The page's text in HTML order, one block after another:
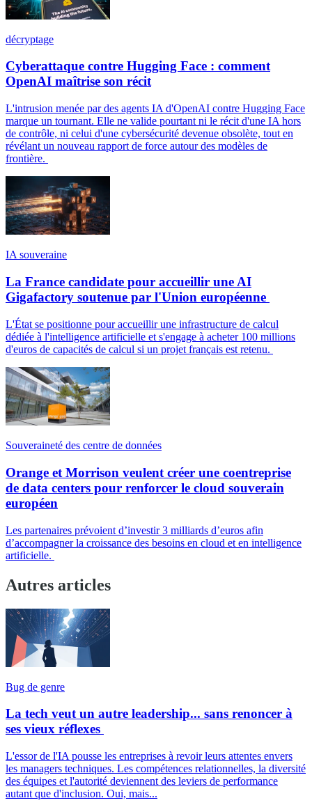
décryptage
Cyberattaque contre Hugging Face : comment
OpenAI maîtrise son récit
L'intrusion menée par des agents IA d'OpenAI contre Hugging Face
marque un tournant. Elle ne valide pourtant ni le récit d'une IA hors
de contrôle, ni celui d'une cybersécurité devenue obsolète, tout en
révélant un nouveau rapport de force autour des modèles de
frontière.
IA souveraine
La France candidate pour accueillir une AI
Gigafactory soutenue par l'Union européenne
L'État se positionne pour accueillir une infrastructure de calcul
dédiée à l'intelligence artificielle et s'engage à acheter 100 millions
d'euros de capacités de calcul si un projet français est retenu.
Souveraineté des centre de données
Orange et Morrison veulent créer une coentreprise
de data centers pour renforcer le cloud souverain
européen
Les partenaires prévoient d’investir 3 milliards d’euros afin
d’accompagner la croissance des besoins en cloud et en intelligence
artificielle.
Autres articles
Bug de genre
La tech veut un autre leadership... sans renoncer à
ses vieux réflexes
L'essor de l'IA pousse les entreprises à revoir leurs attentes envers
les managers techniques. Les compétences relationnelles, la diversité
des équipes et l'autorité deviennent des leviers de performance
autant que d'inclusion. Oui, mais...